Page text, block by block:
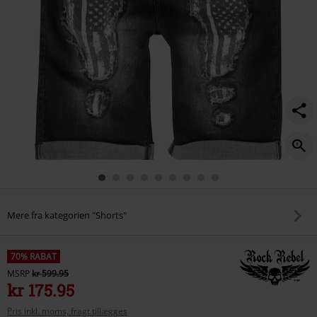
Mere fra kategorien "Shorts"
70% RABAT
MSRPkr 599.95
kr 175.95
Pris inkl. moms, fragt tillægges